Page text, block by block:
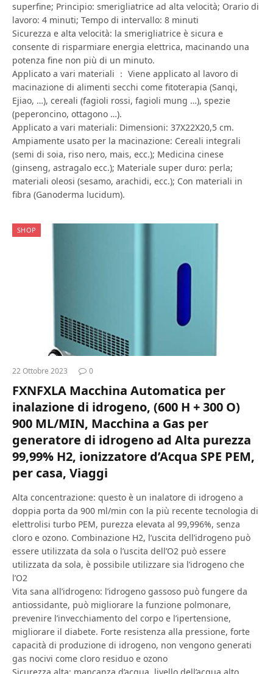
superfine; Principio: smerigliatrice ad alta velocità; Orario di
lavoro: 4 minuti; Tempo di intervallo: 8 minuti
Sicurezza e alta velocità: la smerigliatrice è sicura e
consente di risparmiare energia elettrica, macinando una
potenza fine non più di un minuto.
Applicato a vari materiali ： Viene applicato al lavoro di
macinazione di alimenti secchi come fitoterapia (Sanqi,
Ejiao, …), cereali (fagioli rossi, fagioli mung …), spezie
(peperoncino, ottagono …).
Applicato a vari materiali: Dimensioni: 37X22X20,5 cm.
Ampiamente usato per la macinazione: Cereali integrali
(semi di soia, riso nero, mais, ecc.); Medicina cinese
(ginseng, astragalo ecc.); Materiale super duro: perla;
materiali oleosi (sesamo, arachidi, ecc.); Con materiali in
fibra (Ganoderma lucidum).
SHOP
22 Ottobre 2023 0
FXNFXLA Macchina Automatica per
inalazione di idrogeno, (600 H + 300 O)
900 ML/MIN, Macchina a Gas per
generatore di idrogeno ad Alta purezza
99,99% H2, ionizzatore d’Acqua SPE PEM,
per casa, Viaggi
Alta concentrazione: questo è un inalatore di idrogeno a
doppia porta da 900 ml/min con la più recente tecnologia di
elettrolisi turbo PEM, purezza elevata al 99,996%, senza
cloro e ozono. Combinazione H2, l’uscita dell’idrogeno può
essere utilizzata da sola o l’uscita dell’O2 può essere
utilizzata da sola, è possibile utilizzare sia l’idrogeno che
l’O2
Vita sana all’idrogeno: l’idrogeno gassoso può fungere da
antiossidante, può migliorare la funzione polmonare,
prevenire l’invecchiamento del corpo e l’ipertensione,
migliorare il diabete. Forte resistenza alla pressione, forte
capacità di produzione di idrogeno, non vengono generati
gas nocivi come cloro residuo e ozono